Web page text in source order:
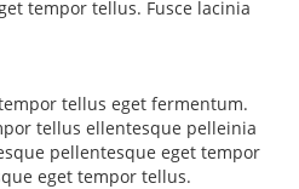
tempor tellus. Fusce lacinia
tellus eget fermentum.
tellus ellentesque pelleinia
pellentesque eget tempor
eget tempor tellus.